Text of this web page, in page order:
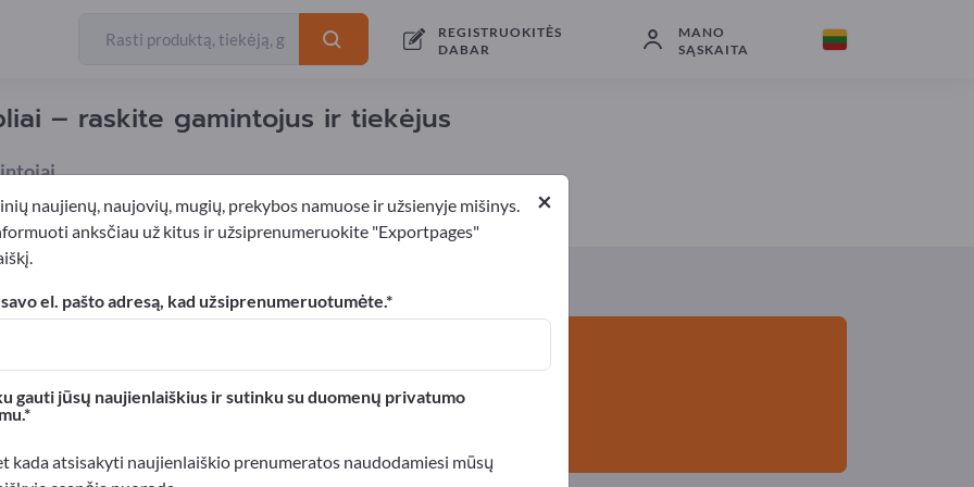
REGISTRUOKITĖS
DABAR
MANO
SĄSKAITA
– raskite gamintojus ir tiekėjus
Eksportuotojai 2 Gamintojai
Stumiamieji siurbliai
kontaktai >> pradėkite čia
Exportpages svetainėje.
>> publikuokite čia
×
naujienų, naujovių, mugių, prekybos namuose ir užsienyje mišinys.
anksčiau už kitus ir užsiprenumeruokite "Exportpages"
el. pašto adresą, kad užsiprenumeruotumėte.
gauti jūsų naujienlaiškius ir sutinku su duomenų privatumo
kada atsisakyti naujienlaiškio prenumeratos naudodamiesi mūsų